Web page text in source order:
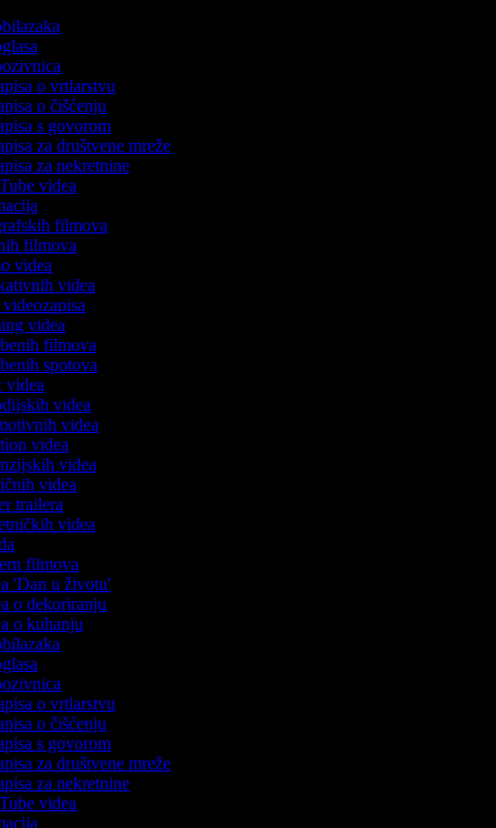
o vrtlarstvu
o čišćenju
s govorom
za društvene mreže
za nekretnine
videa
filmova
filmova
videa
videa
videa
filmova
spotova
videa
videa
videa
videa
videa
videa
trailera
videa
filmova
'Dan u životu'
o dekoriranju
o kuhanju
o vrtlarstvu
o čišćenju
s govorom
za društvene mreže
za nekretnine
videa